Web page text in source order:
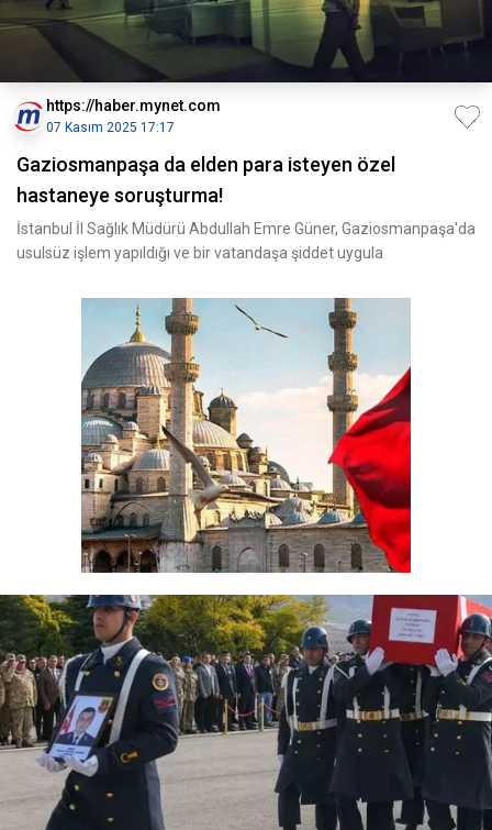
https://haber.mynet.com
07 Kasım 2025 17:17
Gaziosmanpaşa da elden para isteyen özel
hastaneye soruşturma!
İstanbul İl Sağlık Müdürü Abdullah Emre Güner, Gaziosmanpaşa'da
usulsüz işlem yapıldığı ve bir vatandaşa şiddet uygula